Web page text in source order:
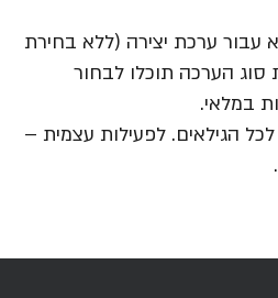
עבור ערכת יצירה (ללא בחירת
הערכה תוכלו לבחור
במלאי.
הגילאים. לפעילות עצמית –